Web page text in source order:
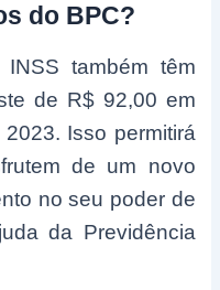
do BPC?
também têm
de R$ 92,00 em
Isso permitirá
de um novo
no seu poder de
da Previdência